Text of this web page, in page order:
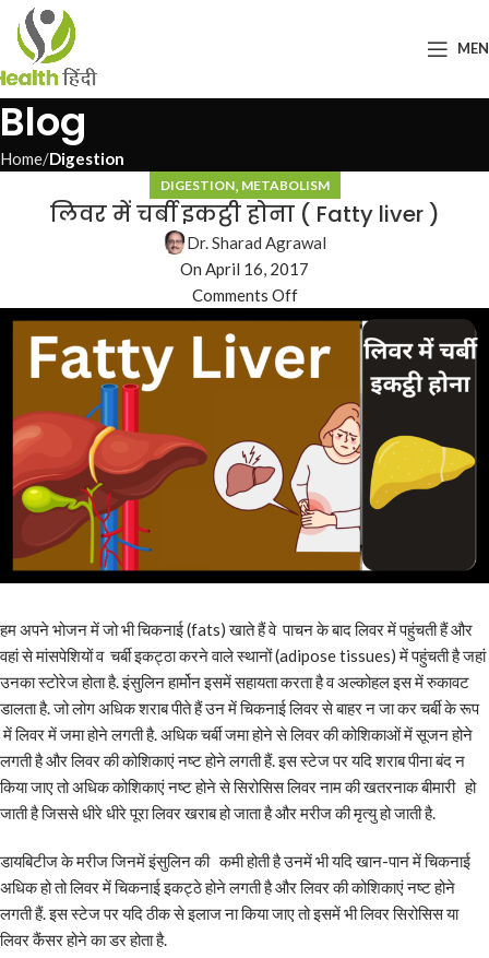
Blog
Home Digestion
DIGESTION, METABOLISM
लिवर में चर्बी इकट्ठी होना ( Fatty liver )
Dr. Sharad Agrawal
On April 16, 2017
Comments Off
हम अपने भोजन में जो भी चिकनाई (fats) खाते हैं वे पाचन के बाद लिवर में पहुंचती हैं और
वहां से मांसपेशियों व चर्बी इकट्ठा करने वाले स्थानों (adipose tissues) में पहुंचती है जहां
उनका स्टोरेज होता है. इंसुलिन हार्मोन इसमें सहायता करता है व अल्कोहल इस में रुकावट
डालता है. जो लोग अधिक शराब पीते हैं उन में चिकनाई लिवर से बाहर न जा कर चर्बी के रूप
में लिवर में जमा होने लगती है. अधिक चर्बी जमा होने से लिवर की कोशिकाओं में सूजन होने
लगती है और लिवर की कोशिकाएं नष्ट होने लगती हैं. इस स्टेज पर यदि शराब पीना बंद न
किया जाए तो अधिक कोशिकाएं नष्ट होने से सिरोसिस लिवर नाम की खतरनाक बीमारी हो
जाती है जिससे धीरे धीरे पूरा लिवर खराब हो जाता है और मरीज की मृत्यु हो जाती है.
डायबिटीज के मरीज जिनमें इंसुलिन की कमी होती है उनमें भी यदि खान-पान में चिकनाई
अधिक हो तो लिवर में चिकनाई इकट्ठे होने लगती है और लिवर की कोशिकाएं नष्ट होने
लगती हैं. इस स्टेज पर यदि ठीक से इलाज ना किया जाए तो इसमें भी लिवर सिरोसिस या
लिवर कैंसर होने का डर होता है.